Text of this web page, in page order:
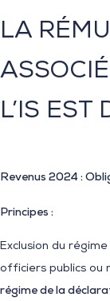
LA
L’IS EST
Revenus 2024 :
Principes :
Exclusion du
officiers publics ou
régime de la